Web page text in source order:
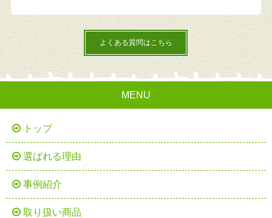
よくある質問はこちら
MENU
トップ
選ばれる理由
事例紹介
取り扱い商品